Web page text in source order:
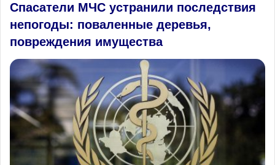
Спасатели МЧС устранили последствия
непогоды: поваленные деревья,
повреждения имущества